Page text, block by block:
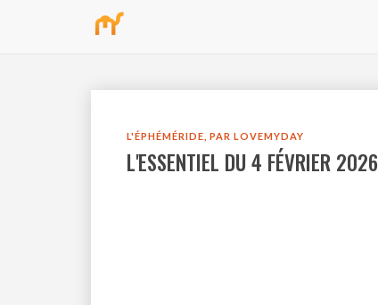
L'ÉPHÉMÉRIDE, PAR LOVEMYDAY
L'ESSENTIEL DU 4 FÉVRIER 2026